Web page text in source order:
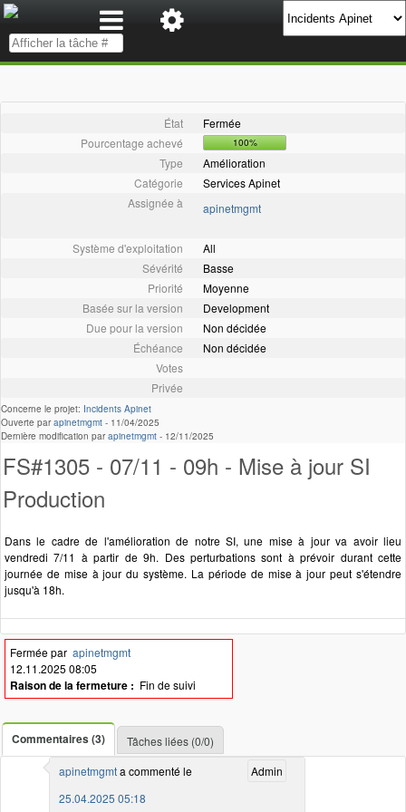
État
Fermée
Pourcentage achevé
100%
Type
Amélioration
Catégorie
Services Apinet
Assignée à
apinetmgmt
Système d'exploitation
All
Sévérité
Basse
Priorité
Moyenne
Basée sur la version
Development
Due pour la version
Non décidée
Échéance
Non décidée
Votes
Privée
Concerne le projet: Incidents Apinet
Ouverte parapinetmgmt - 11/04/2025
Dernière modification parapinetmgmt - 12/11/2025
FS#1305 - 07/11 - 09h - Mise à jour SI
Production
Dans le cadre de l'amélioration de notre SI, une mise à jour va avoir lieu
vendredi 7/11 à partir de 9h. Des perturbations sont à prévoir durant cette
journée de mise à jour du système. La période de mise à jour peut s'étendre
jusqu'à 18h.
Fermée par apinetmgmt
12.11.2025 08:05
Raison de la fermeture : Fin de suivi
Commentaires (3)
Tâches liées (0/0)
Admin
apinetmgmta commenté le
25.04.2025 05:18